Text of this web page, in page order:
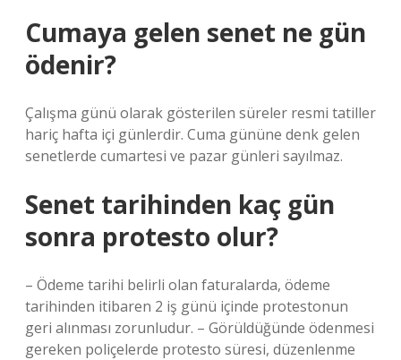
Cumaya gelen senet ne gün
ödenir?
Çalışma günü olarak gösterilen süreler resmi tatiller
hariç hafta içi günlerdir. Cuma gününe denk gelen
senetlerde cumartesi ve pazar günleri sayılmaz.
Senet tarihinden kaç gün
sonra protesto olur?
– Ödeme tarihi belirli olan faturalarda, ödeme
tarihinden itibaren 2 iş günü içinde protestonun
geri alınması zorunludur. – Görüldüğünde ödenmesi
gereken poliçelerde protesto süresi, düzenlenme